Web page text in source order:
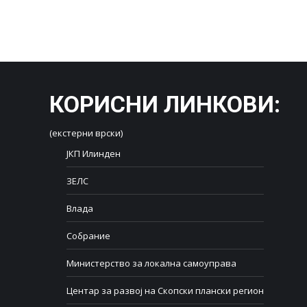
КОРИСНИ ЛИНКОВИ:
(екстерни врски)
ЈКП Илинден
ЗЕЛС
Влада
Собрание
Министерство за локална самоуправа
Центар за развој на Скопски плански регион